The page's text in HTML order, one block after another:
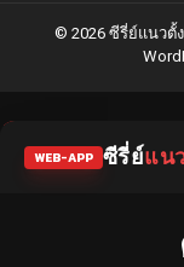
© 2026 ซีรี่ย์แนวตั้
WEB-APP ซีรี่ย์แน